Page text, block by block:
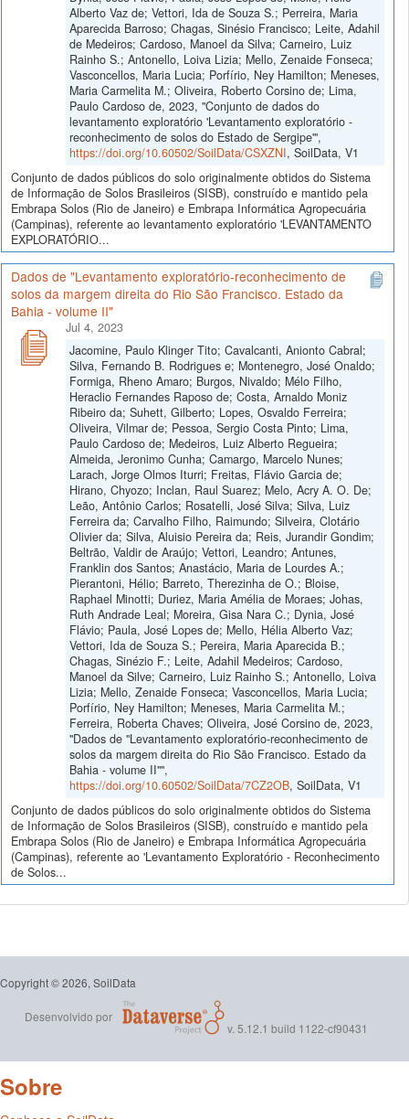
Alberto Vaz de; Vettori, Ida de Souza S.; Perreira, Maria
Aparecida Barroso; Chagas, Sinésio Francisco; Leite, Adahil
de Medeiros; Cardoso, Manoel da Silva; Carneiro, Luiz
Rainho S.; Antonello, Loiva Lizia; Mello, Zenaide Fonseca;
Vasconcellos, Maria Lucia; Porfírio, Ney Hamilton; Meneses,
Maria Carmelita M.; Oliveira, Roberto Corsino de; Lima,
Paulo Cardoso de, 2023, "Conjunto de dados do
levantamento exploratório 'Levantamento exploratório -
reconhecimento de solos do Estado de Sergipe'",
https://doi.org/10.60502/SoilData/CSXZNI, SoilData, V1
Conjunto de dados públicos do solo originalmente obtidos do Sistema
de Informação de Solos Brasileiros (SISB), construído e mantido pela
Embrapa Solos (Rio de Janeiro) e Embrapa Informática Agropecuária
(Campinas), referente ao levantamento exploratório 'LEVANTAMENTO
EXPLORATÓRIO...
Dados de "Levantamento exploratório-reconhecimento de
solos da margem direita do Rio São Francisco. Estado da
Bahia - volume II"
Jul 4, 2023
Jacomine, Paulo Klinger Tito; Cavalcanti, Anionto Cabral;
Silva, Fernando B. Rodrigues e; Montenegro, José Onaldo;
Formiga, Rheno Amaro; Burgos, Nivaldo; Mélo Filho,
Heraclio Fernandes Raposo de; Costa, Arnaldo Moniz
Ribeiro da; Suhett, Gilberto; Lopes, Osvaldo Ferreira;
Oliveira, Vilmar de; Pessoa, Sergio Costa Pinto; Lima,
Paulo Cardoso de; Medeiros, Luiz Alberto Regueira;
Almeida, Jeronimo Cunha; Camargo, Marcelo Nunes;
Larach, Jorge Olmos Iturri; Freitas, Flávio Garcia de;
Hirano, Chyozo; Inclan, Raul Suarez; Melo, Acry A. O. De;
Leão, Antônio Carlos; Rosatelli, José Silva; Silva, Luiz
Ferreira da; Carvalho Filho, Raimundo; Silveira, Clotário
Olivier da; Silva, Aluisio Pereira da; Reis, Jurandir Gondim;
Beltrão, Valdir de Araújo; Vettori, Leandro; Antunes,
Franklin dos Santos; Anastácio, Maria de Lourdes A.;
Pierantoni, Hélio; Barreto, Therezinha de O.; Bloise,
Raphael Minotti; Duriez, Maria Amélia de Moraes; Johas,
Ruth Andrade Leal; Moreira, Gisa Nara C.; Dynia, José
Flávio; Paula, José Lopes de; Mello, Hélia Alberto Vaz;
Vettori, Ida de Souza S.; Pereira, Maria Aparecida B.;
Chagas, Sinézio F.; Leite, Adahil Medeiros; Cardoso,
Manoel da Silve; Carneiro, Luiz Rainho S.; Antonello, Loiva
Lizia; Mello, Zenaide Fonseca; Vasconcellos, Maria Lucia;
Porfírio, Ney Hamilton; Meneses, Maria Carmelita M.;
Ferreira, Roberta Chaves; Oliveira, José Corsino de, 2023,
"Dados de "Levantamento exploratório-reconhecimento de
solos da margem direita do Rio São Francisco. Estado da
Bahia - volume II"",
https://doi.org/10.60502/SoilData/7CZ2OB, SoilData, V1
Conjunto de dados públicos do solo originalmente obtidos do Sistema
de Informação de Solos Brasileiros (SISB), construído e mantido pela
Embrapa Solos (Rio de Janeiro) e Embrapa Informática Agropecuária
(Campinas), referente ao 'Levantamento Exploratório - Reconhecimento
de Solos...
Copyright © 2026, SoilData
Desenvolvido por
v. 5.12.1 build 1122-cf90431
Sobre